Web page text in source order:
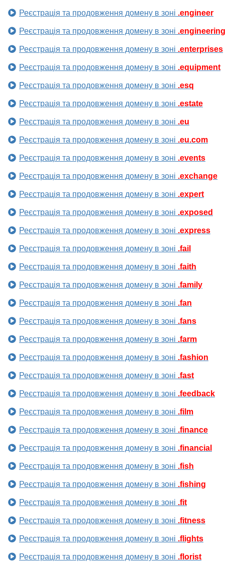
Реєстрація та продовження домену в зоні .engineer
Реєстрація та продовження домену в зоні .engineering
Реєстрація та продовження домену в зоні .enterprises
Реєстрація та продовження домену в зоні .equipment
Реєстрація та продовження домену в зоні .esq
Реєстрація та продовження домену в зоні .estate
Реєстрація та продовження домену в зоні .eu
Реєстрація та продовження домену в зоні .eu.com
Реєстрація та продовження домену в зоні .events
Реєстрація та продовження домену в зоні .exchange
Реєстрація та продовження домену в зоні .expert
Реєстрація та продовження домену в зоні .exposed
Реєстрація та продовження домену в зоні .express
Реєстрація та продовження домену в зоні .fail
Реєстрація та продовження домену в зоні .faith
Реєстрація та продовження домену в зоні .family
Реєстрація та продовження домену в зоні .fan
Реєстрація та продовження домену в зоні .fans
Реєстрація та продовження домену в зоні .farm
Реєстрація та продовження домену в зоні .fashion
Реєстрація та продовження домену в зоні .fast
Реєстрація та продовження домену в зоні .feedback
Реєстрація та продовження домену в зоні .film
Реєстрація та продовження домену в зоні .finance
Реєстрація та продовження домену в зоні .financial
Реєстрація та продовження домену в зоні .fish
Реєстрація та продовження домену в зоні .fishing
Реєстрація та продовження домену в зоні .fit
Реєстрація та продовження домену в зоні .fitness
Реєстрація та продовження домену в зоні .flights
Реєстрація та продовження домену в зоні .florist